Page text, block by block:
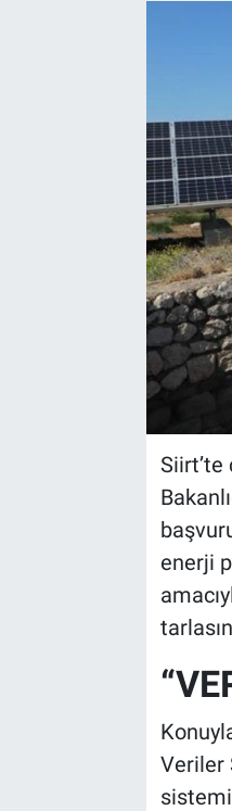
Siirt’te
enerji
Veriler
Endüstri 4.0
Ağır Sanayi